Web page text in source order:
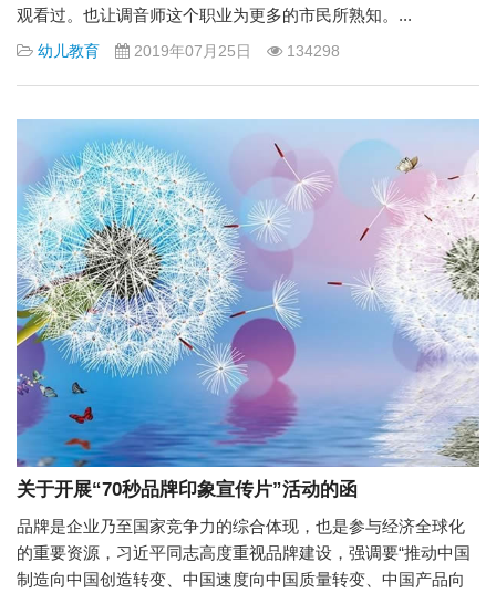
观看过。也让调音师这个职业为更多的市民所熟知。...
幼儿教育 2019年07月25日 134298
关于开展“70秒品牌印象宣传片”活动的函
品牌是企业乃至国家竞争力的综合体现，也是参与经济全球化
的重要资源，习近平同志高度重视品牌建设，强调要“推动中国
制造向中国创造转变、中国速度向中国质量转变、中国产品向